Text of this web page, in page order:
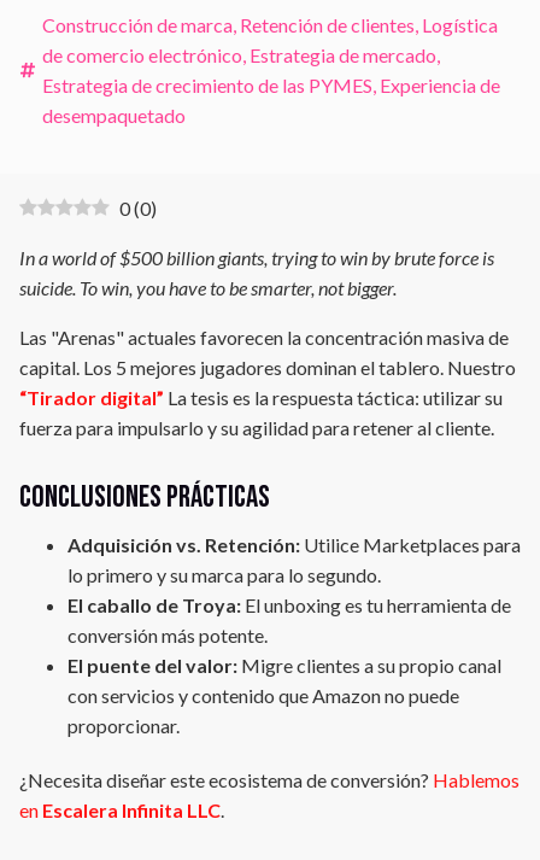
Construcción de marca, Retención de clientes, Logística
de comercio electrónico, Estrategia de mercado,
Estrategia de crecimiento de las PYMES, Experiencia de
desempaquetado
0(0)
In a world of $500 billion giants, trying to win by brute force is
suicide. To win, you have to be smarter, not bigger.
Las "Arenas" actuales favorecen la concentración masiva de
capital. Los 5 mejores jugadores dominan el tablero. Nuestro
“Tirador digital” La tesis es la respuesta táctica: utilizar su
fuerza para impulsarlo y su agilidad para retener al cliente.
Conclusiones prácticas
Adquisición vs. Retención: Utilice Marketplaces para
lo primero y su marca para lo segundo.
El caballo de Troya: El unboxing es tu herramienta de
conversión más potente.
El puente del valor: Migre clientes a su propio canal
con servicios y contenido que Amazon no puede
proporcionar.
¿Necesita diseñar este ecosistema de conversión? Hablemos
en Escalera Infinita LLC.